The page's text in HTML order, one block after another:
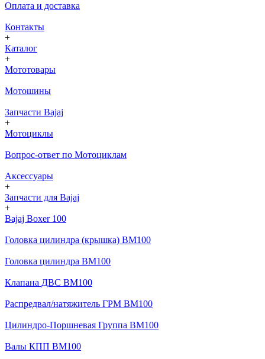
Оплата и доставка
Контакты
+
Каталог
+
Мототовары
Мотошины
Запчасти Bajaj
+
Мотоциклы
Вопрос-ответ по Мотоциклам
Аксессуары
+
Запчасти для Bajaj
+
Bajaj Boxer 100
Головка цилиндра (крышка) BM100
Головка цилиндра BM100
Клапана ДВС BM100
Распредвал/натяжитель ГРМ BM100
Цилиндро-Поршневая Группа BM100
Валы КПП BM100